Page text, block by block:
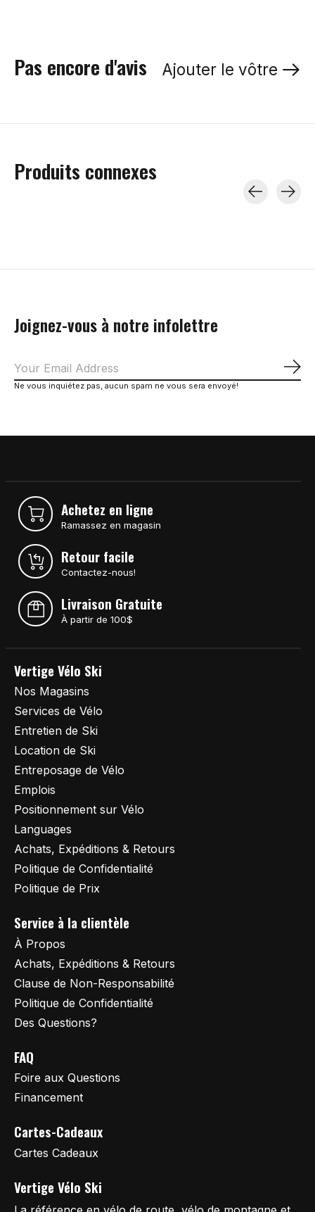
Pas encore d'avis Ajouter le vôtre
Produits connexes
Joignez-vous à notre infolettre
Ne vous inquiétez pas, aucun spam ne vous sera envoyé!
Achetez en ligne
Ramassez en magasin
Retour facile
Contactez-nous!
Livraison Gratuite
À partir de 100$
Vertige Vélo Ski
Nos Magasins
Services de Vélo
Entretien de Ski
Location de Ski
Entreposage de Vélo
Emplois
Positionnement sur Vélo
Languages
Achats, Expéditions & Retours
Politique de Confidentialité
Politique de Prix
Service à la clientèle
À Propos
Achats, Expéditions & Retours
Clause de Non-Responsabilité
Politique de Confidentialité
Des Questions?
FAQ
Foire aux Questions
Financement
Cartes-Cadeaux
Cartes Cadeaux
Vertige Vélo Ski